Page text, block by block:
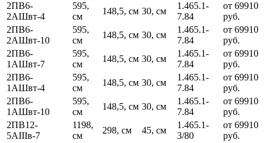
2ПВ6-
2АШвт-4
595,
см
148,5, см 30, см
1.465.1-
7.84
от 69910
руб.
2ПВ6-
2АШвт-10
595,
см
148,5, см 30, см
1.465.1-
7.84
от 69910
руб.
2ПВ6-
1АШвт-7
595,
см
148,5, см 30, см
1.465.1-
7.84
от 69910
руб.
2ПВ6-
1АШвт-4
595,
см
148,5, см 30, см
1.465.1-
7.84
от 69910
руб.
2ПВ6-
1АШвт-10
595,
см
148,5, см 30, см
1.465.1-
7.84
от 69910
руб.
2ПВ12-
5АIIIв-7
1198,
см
298, см 45, см
1.465.1-
3/80
от 69910
руб.